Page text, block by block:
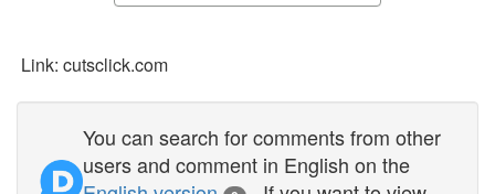
Link: cutsclick.com
You can search for comments from other
users and comment in English on the